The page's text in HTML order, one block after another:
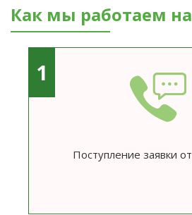
Как мы работаем
1
Поступление заявки